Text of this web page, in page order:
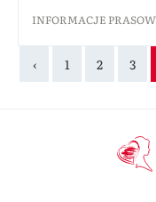
INFORMACJE
‹ 1 2 3